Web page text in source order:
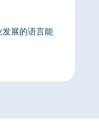
展的语言能